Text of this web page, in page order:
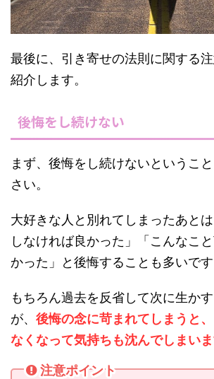
最後に、引き寄せの法則に関する
紹介します。
後悔をし続けない
まず、後悔をし続けないというこ
さい。
大好きな人と別れてしまったあと
しなければ良かった」「こんなこ
かった」と後悔することも多いです
もちろん過去を反省して次に生か
が、 後悔の念に苛まれてしまうと
なくなって気持ちも沈んでしまい
注意ポイント